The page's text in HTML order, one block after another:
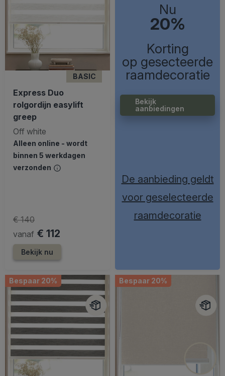
BASIC
Express Duo
rolgordijn easylift
greep
Off white
Alleen online - wordt
binnen 5 werkdagen
verzonden
vanaf € 112
€ 140
Bekijk nu
Nu
20%
Korting
op gesecteerde
raamdecoratie
Bekijk
aanbiedingen
De aanbieding geldt
voor geselecteerde
raamdecoratie
Bespaar 20% Bespaar 20%